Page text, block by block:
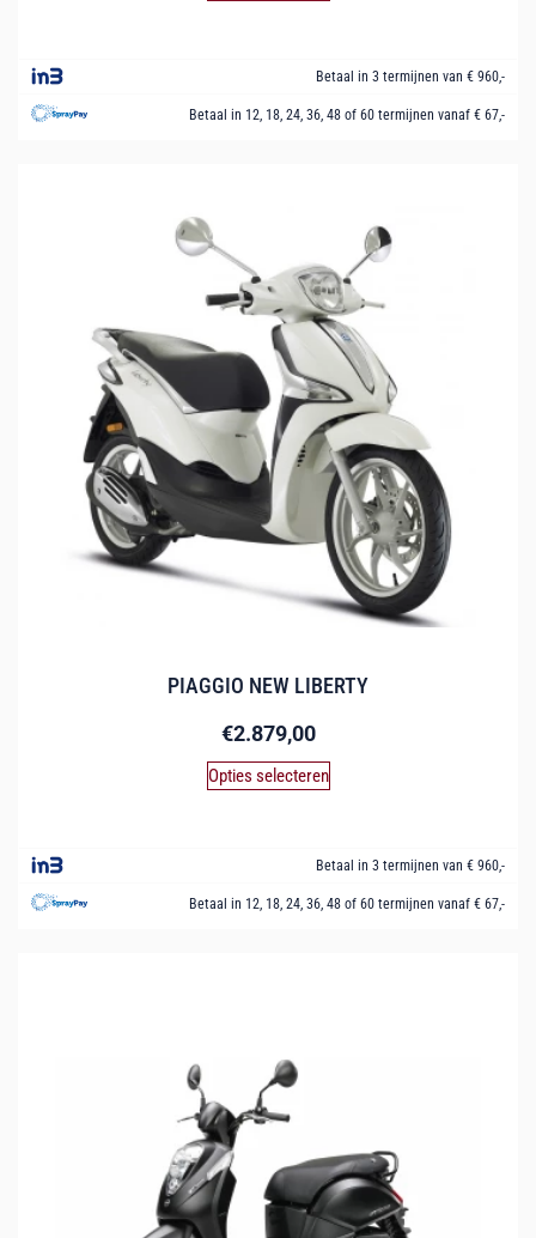
Betaal in 3 termijnen van € 960,-
Betaal in 12, 18, 24, 36, 48 of 60 termijnen vanaf € 67,-
PIAGGIO NEW LIBERTY
€2.879,00
Opties selecteren
Betaal in 3 termijnen van € 960,-
Betaal in 12, 18, 24, 36, 48 of 60 termijnen vanaf € 67,-